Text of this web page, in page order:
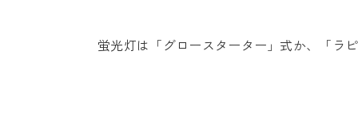
蛍光灯は「グロースターター」式か、「ラ